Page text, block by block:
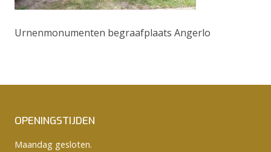
Urnenmonumenten begraafplaats Angerlo
OPENINGSTIJDEN
Maandag gesloten.